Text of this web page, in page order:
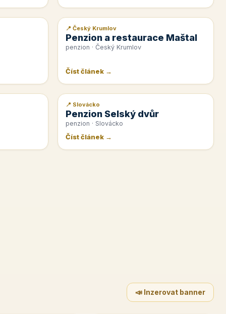
📰 PR článek
📍 Český Krumlov
Penzion a restaurace Maštal
penzion · Český Krumlov
Číst článek →
📰 PR článek
📍 Slovácko
Penzion Selský dvůr
penzion · Slovácko
Číst článek →
📣 Inzerovat banner